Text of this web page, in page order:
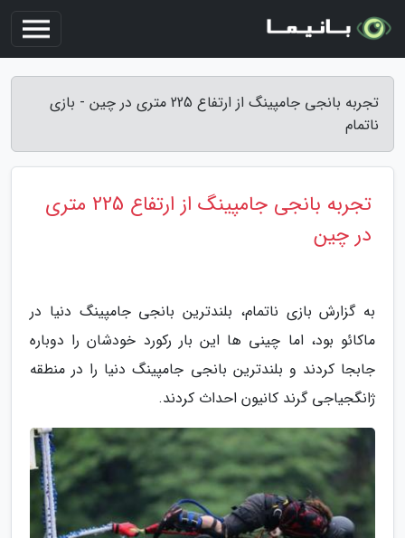
تجربه بانجی جامپینگ از ارتفاع 225 متری در چین - بازی
ناتمام
تجربه بانجی جامپینگ از ارتفاع 225 متری
در چین
به گزارش بازی ناتمام، بلندترین بانجی جامپینگ دنیا در
ماکائو بود، اما چینی ها این بار رکورد خودشان را دوباره
جابجا کردند و بلندترین بانجی جامپینگ دنیا را در منطقه
ژانگجیاجی گرند کانیون احداث کردند.